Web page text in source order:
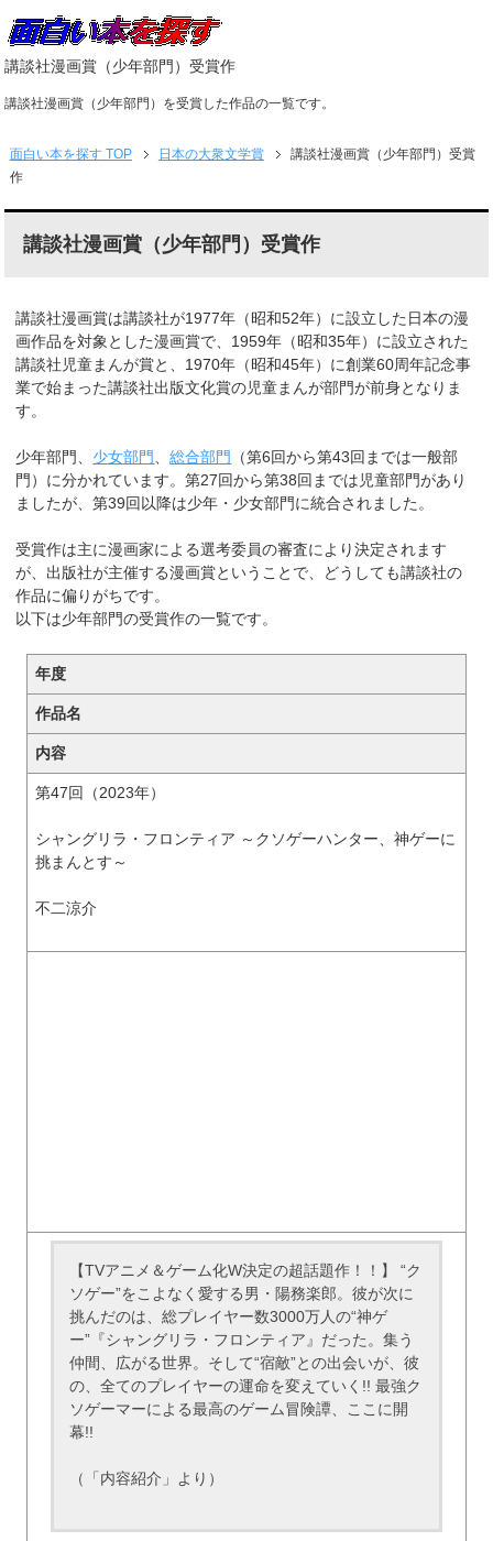
講談社漫画賞（少年部門）受賞作
講談社漫画賞（少年部門）を受賞した作品の一覧です。
面白い本を探すTOP 日本の大衆文学賞
講談社漫画賞（少年部門）受賞
作
講談社漫画賞（少年部門）受賞作
講談社漫画賞は講談社が1977年（昭和52年）に設立した日本の漫
画作品を対象とした漫画賞で、1959年（昭和35年）に設立された
講談社児童まんが賞と、1970年（昭和45年）に創業60周年記念事
業で始まった講談社出版文化賞の児童まんが部門が前身となりま
す。
少年部門、 少女部門、総合部門
（第6回から第43回までは一般部
門）に分かれています。第27回から第38回までは児童部門があり
ましたが、第39回以降は少年・少女部門に統合されました。
受賞作は主に漫画家による選考委員の審査により決定されます
が、出版社が主催する漫画賞ということで、どうしても講談社の
作品に偏りがちです。
以下は少年部門の受賞作の一覧です。
年度
作品名
内容
第47回（2023年）
シャングリラ・フロンティア ～クソゲーハンター、神ゲーに
挑まんとす～
不二涼介
【TVアニメ＆ゲーム化W決定の超話題作！！】 “ク
ソゲー”をこよなく愛する男・陽務楽郎。彼が次に
挑んだのは、総プレイヤー数3000万人の“神ゲ
ー”『シャングリラ・フロンティア』だった。集う
仲間、広がる世界。そして“宿敵”との出会いが、彼
の、全てのプレイヤーの運命を変えていく!! 最強ク
ソゲーマーによる最高のゲーム冒険譚、ここに開
幕!!
（「内容紹介」より）